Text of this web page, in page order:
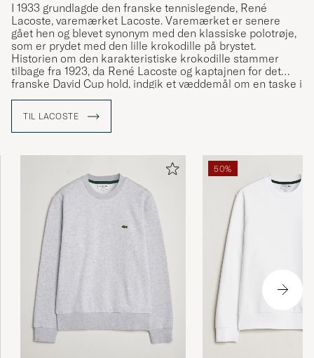
I 1933 grundlagde den franske tennislegende, René
Lacoste, varemærket Lacoste. Varemærket er senere
gået hen og blevet synonym med den klassiske polotrøje,
som er prydet med den lille krokodille på brystet.
Historien om den karakteristiske krokodille stammer
tilbage fra 1923, da René Lacoste og kaptajnen for det
franske David Cup hold, indgik et væddemål om en taske i
alligatorskind. Væddemålet fik så meget medieomtale, at
hurtig til at udnytte. K
broderet på René Lacostes blazer, som han havde på når
polotrøjer, at logoet for alvor er blevet kendt.
TIL LACOSTE
50%